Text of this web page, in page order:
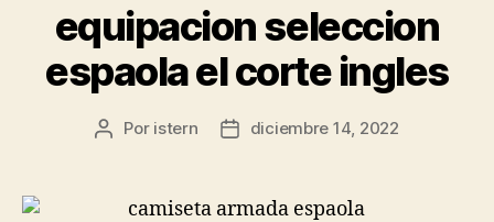
equipacion seleccion
espaola el corte ingles
Autor
entrada
Por istern
Fecha
entrada
diciembre 14, 2022